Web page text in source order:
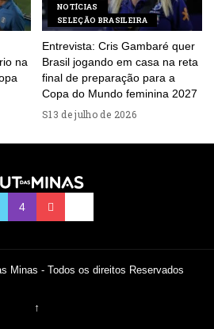
na
NOTÍCIAS
SELEÇÃO BRASILEIRA
Entrevista: Cris Gambaré quer
Brasil jogando em casa na reta
final de preparação para a
Copa do Mundo feminina 2027
13 de julho de 2026
Minas - Todos os direitos Reservados
↑